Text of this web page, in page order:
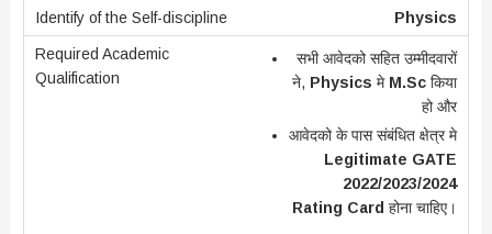
Physics
सभी आवेदको सहित उम्मीदवारों
ने, Physics मे M.Sc किया
हो और
आवेदको के पास संबंधित क्षेत्र मे
Legitimate GATE
2022/2023/2024
Rating Card होना चाहिए।